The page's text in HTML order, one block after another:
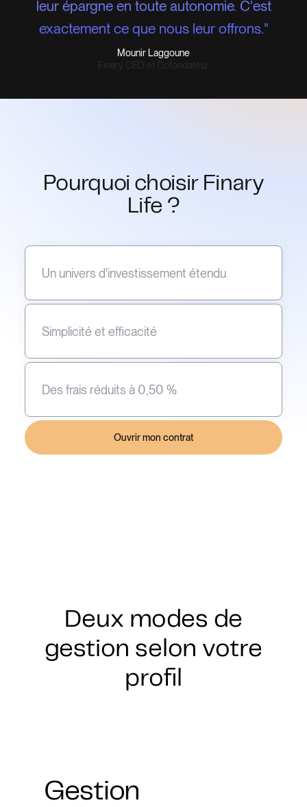
leur épargne en toute autonomie. C'est
exactement ce que nous leur offrons."
Mounir Laggoune
Finary CEO et Cofondateur
Pourquoi choisir Finary
Life ?
Un univers d'investissement étendu
Simplicité et efficacité
Des frais réduits à 0,50 %
Ouvrir mon contrat
Deux modes de
gestion selon votre
profil
Gestion